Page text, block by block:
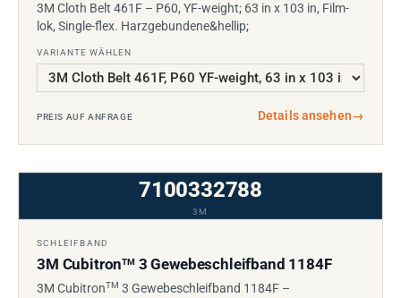
3M Cloth Belt 461F – P60, YF-weight; 63 in x 103 in, Film-
lok, Single-flex. Harzgebundene&hellip;
VARIANTE WÄHLEN
PREIS AUF ANFRAGE Details ansehen→
7100332788
3M
SCHLEIFBAND
3M CubitronTM3 Gewebeschleifband 1184F
3M CubitronTM 3 Gewebeschleifband 1184F –